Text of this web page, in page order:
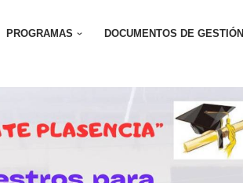
PROGRAMAS DOCUMENTOS DE GESTIÓN